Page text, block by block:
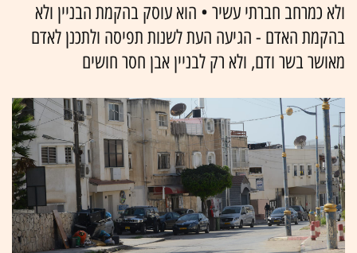
ולא כמרחב חברתי עשיר • הוא עוסק בהקמת הבניין ולא
בהקמת האדם - הגיעה העת לשנות תפיסה ולתכנן לאדם
מאושר בשר ודם, ולא רק לבניין אבן חסר חושים